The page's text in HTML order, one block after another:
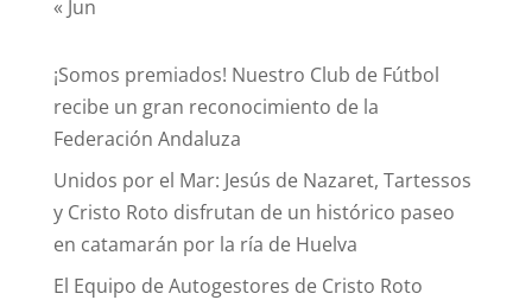
« Jun
¡Somos premiados! Nuestro Club de Fútbol
recibe un gran reconocimiento de la
Federación Andaluza
Unidos por el Mar: Jesús de Nazaret, Tartessos
y Cristo Roto disfrutan de un histórico paseo
en catamarán por la ría de Huelva
El Equipo de Autogestores de Cristo Roto